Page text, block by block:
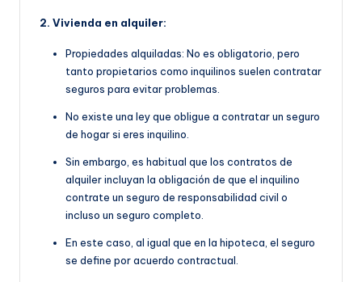
2. Vivienda en alquiler:
Propiedades alquiladas: No es obligatorio, pero
tanto propietarios como inquilinos suelen contratar
seguros para evitar problemas.
No existe una ley que obligue a contratar un seguro
de hogar si eres inquilino.
Sin embargo, es habitual que los contratos de
alquiler incluyan la obligación de que el inquilino
contrate un seguro de responsabilidad civil o
incluso un seguro completo.
En este caso, al igual que en la hipoteca, el seguro
se define por acuerdo contractual.